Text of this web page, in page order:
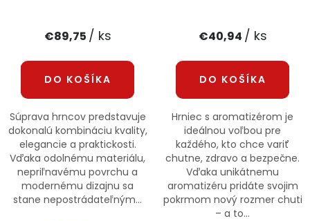
€89,75 / ks
DO KOŠÍKA
Súprava hrncov predstavuje
dokonalú kombináciu kvality,
elegancie a praktickosti.
Vďaka odolnému materiálu,
nepriľnavému povrchu a
modernému dizajnu sa
stane nepostrádateľným...
€40,94 / ks
DO KOŠÍKA
Hrniec s aromatizérom je
ideálnou voľbou pre
každého, kto chce variť
chutne, zdravo a bezpečne.
Vďaka unikátnemu
aromatizéru pridáte svojim
pokrmom nový rozmer chuti
– a to...